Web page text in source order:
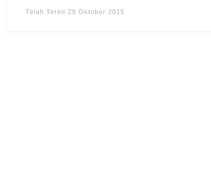
Telah Terbit 29 Oktober 2015